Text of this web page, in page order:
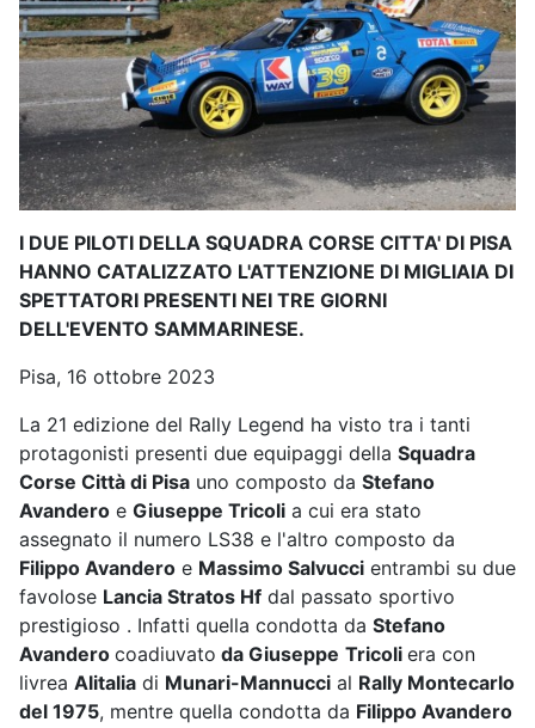
I DUE PILOTI DELLA SQUADRA CORSE CITTA' DI PISA
HANNO CATALIZZATO L'ATTENZIONE DI MIGLIAIA DI
SPETTATORI PRESENTI NEI TRE GIORNI
DELL'EVENTO SAMMARINESE.
Pisa, 16 ottobre 2023
La 21 edizione del Rally Legend ha visto tra i tanti
protagonisti presenti due equipaggi della Squadra
Corse Città di Pisa uno composto da Stefano
Avandero e Giuseppe Tricoli a cui era stato
assegnato il numero LS38 e l'altro composto da
Filippo Avandero e Massimo Salvucci entrambi su due
favolose Lancia Stratos Hf dal passato sportivo
prestigioso . Infatti quella condotta da Stefano
Avandero coadiuvato da Giuseppe Tricoli era con
livrea Alitalia di Munari-Mannucci al Rally Montecarlo
del 1975, mentre quella condotta da Filippo Avandero